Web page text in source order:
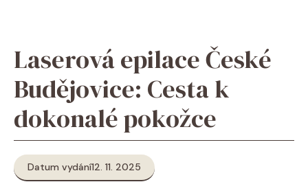
Laserová epilace České
Budějovice: Cesta k
dokonalé pokožce
Datum vydání12. 11. 2025